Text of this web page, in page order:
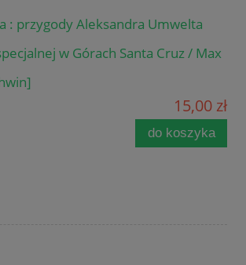
: przygody Aleksandra Umwelta
w Górach Santa Cruz / Max
15,00 zł
do koszyka